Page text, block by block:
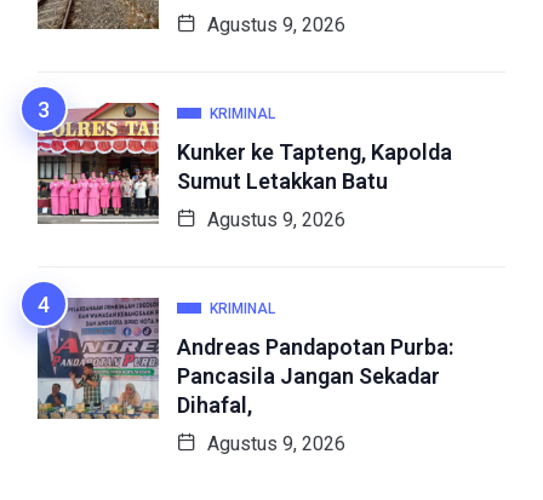
Agustus 9, 2026
KRIMINAL
Kunker ke Tapteng, Kapolda
Sumut Letakkan Batu
Agustus 9, 2026
KRIMINAL
Andreas Pandapotan Purba:
Pancasila Jangan Sekadar
Dihafal,
Agustus 9, 2026